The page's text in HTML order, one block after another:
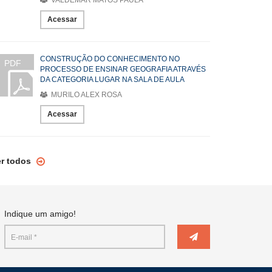
Acessar
PDF
CONSTRUÇÃO DO CONHECIMENTO NO
PROCESSO DE ENSINAR GEOGRAFIA ATRAVÉS
DA CATEGORIA LUGAR NA SALA DE AULA
MURILO ALEX ROSA
Acessar
todos
Indique um amigo!